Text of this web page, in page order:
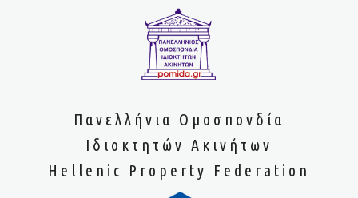
Πανελλήνια Ομοσπονδία
Ιδιοκτητών Ακινήτων
Hellenic Property Federation